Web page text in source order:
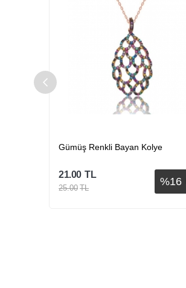
Gümüş Renkli Bayan Kolye
%16
21.00 TL
25.00 TL